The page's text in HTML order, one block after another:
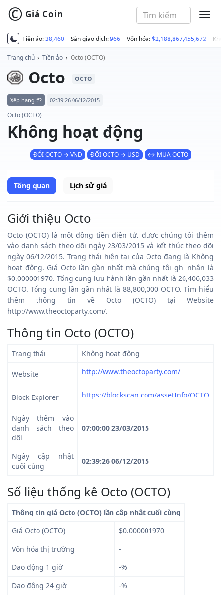
Tiền ảo:38,460 Sàn giao dịch:966 Vốn hóa:$2,188,867,455,672
© Giá Coin
Trang chủ › Tiền ảo › Octo (OCTO)
Octo OCTO
Xếp hạng #? 02:39:26 06/12/2015
Octo (OCTO)
Không hoạt động
ĐỔI OCTO → VND ĐỔI OCTO → USD ↔ MUA OCTO
Tổng quan Lịch sử giá
Giới thiệu Octo
Octo (OCTO) là một đồng tiền điện tử, được chúng tôi thêm
vào danh sách theo dõi ngày 23/03/2015 và kết thúc theo dõi
ngày 06/12/2015. Trạng thái hiện tại của Octo đang là Không
hoạt động. Giá Octo lần gần nhất mà chúng tôi ghi nhận là
$0.000001970. Tổng cung lưu hành lần gần nhất là 26,406,033
OCTO. Tổng cung lần gần nhất là 88,800,000 OCTO. Tìm hiểu
thêm thông tin về Octo (OCTO) tại Website
http://www.theoctoparty.com/.
Thông tin Octo (OCTO)
Trạng thái Không hoạt động
Website http://www.theoctoparty.com/
Block Explorer https://blockscan.com/assetInfo/OCTO
Ngày thêm vào
danh sách theo
dõi
07:00:00 23/03/2015
Ngày cập nhật
cuối cùng
02:39:26 06/12/2015
Số liệu thống kê Octo (OCTO)
Thông tin giá Octo (OCTO) lần cập nhật cuối cùng
Giá Octo (OCTO)
$0.000001970
Vốn hóa thị trường
-
Dao động 1 giờ
-%
Dao động 24 giờ
-%